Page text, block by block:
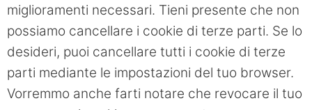
miglioramenti necessari. Tieni presente che non
possiamo cancellare i cookie di terze parti. Se lo
desideri, puoi cancellare tutti i cookie di terze
parti mediante le impostazioni del tuo browser.
Vorremmo anche farti notare che revocare il tuo